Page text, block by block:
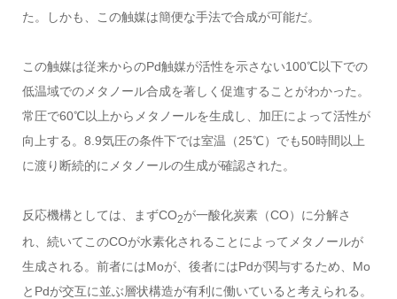
た。しかも、この触媒は簡便な手法で合成が可能だ。
この触媒は従来からのPd触媒が活性を示さない100℃以下での
低温域でのメタノール合成を著しく促進することがわかった。
常圧で60℃以上からメタノールを生成し、加圧によって活性が
向上する。8.9気圧の条件下では室温（25℃）でも50時間以上
に渡り断続的にメタノールの生成が確認された。
反応機構としては、まずCO2が一酸化炭素（CO）に分解さ
れ、続いてこのCOが水素化されることによってメタノールが
生成される。前者にはMoが、後者にはPdが関与するため、Mo
とPdが交互に並ぶ層状構造が有利に働いていると考えられる。